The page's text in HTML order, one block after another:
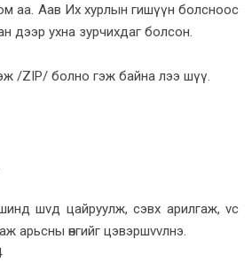
аа. Аав Их хурлын гишүүн болсноос
дээр ухна зурчихдаг болсон.
/ZIP/ болно гэж байна лээ шүү.
шvд цайруулж, сэвх арилгаж, vс
арьсны өнгийг цэвэршvvлнэ.